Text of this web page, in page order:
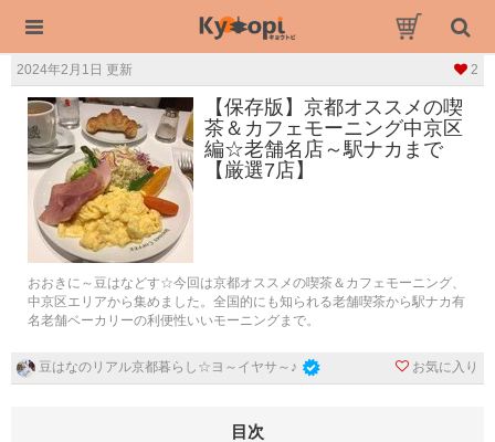
2024年2月1日 更新 2
【保存版】京都オススメの喫
茶＆カフェモーニング中京区
編☆老舗名店～駅ナカまで
【厳選7店】
おおきに～豆はなどす☆今回は京都オススメの喫茶＆カフェモーニング、
中京区エリアから集めました。全国的にも知られる老舗喫茶から駅ナカ有
名老舗ベーカリーの利便性いいモーニングまで。
豆はなのリアル京都暮らし☆ヨ～イヤサ～♪ お気に入り
目次